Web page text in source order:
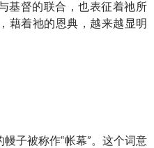
基督的联合，也表征着祂所
藉着祂的恩典，越来越显明
子被称作“帐幕”。这个词意